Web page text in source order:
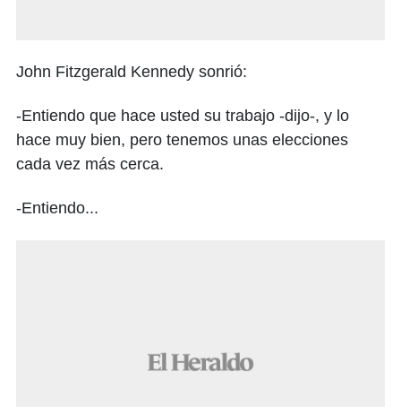
John Fitzgerald Kennedy sonrió:
-Entiendo que hace usted su trabajo -dijo-, y lo
hace muy bien, pero tenemos unas elecciones
cada vez más cerca.
-Entiendo...